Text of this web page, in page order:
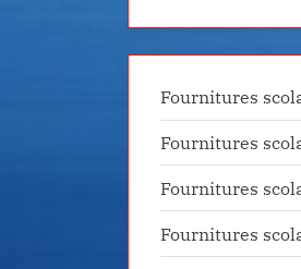
un artiste engagé au
Mix
Fournitures
Fournitures
Fournitures
Fournitures